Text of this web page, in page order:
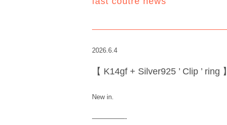
2026.6.4
【 K14gf + Silver925 ’ Clip ’ ring 】
New in.
—————-